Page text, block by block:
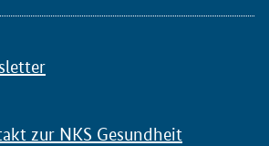
zur NKS Gesundheit